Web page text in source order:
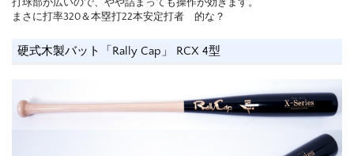
打球部が広いので、やや詰まっても操作が効きます。
まさに打率320＆本塁打22本安定打者 的な？
硬式木製バット「Rally Cap」 RCX 4型